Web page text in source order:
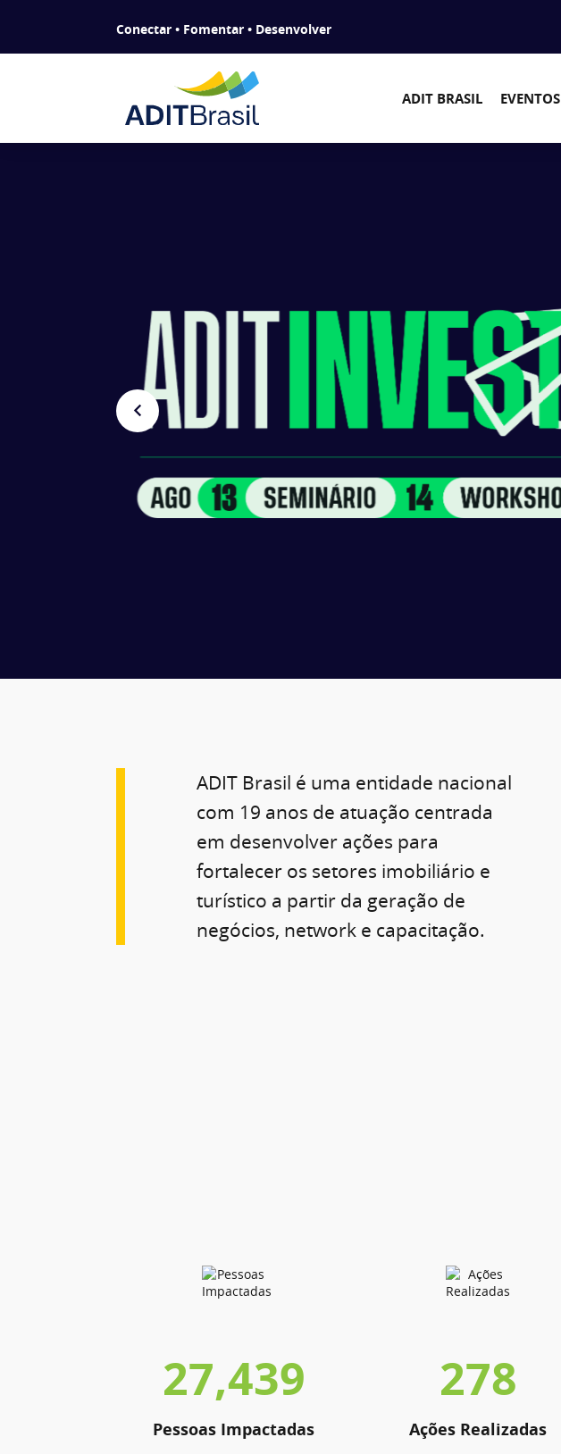
Conectar • Fomentar • Desenvolver
ADIT BRASIL EVENTOS
ADIT Brasil é uma entidade nacional
com 19 anos de atuação centrada
em desenvolver ações para
fortalecer os setores imobiliário e
turístico a partir da geração de
negócios, network e capacitação.
27,439
Pessoas Impactadas
278
Ações Realizadas